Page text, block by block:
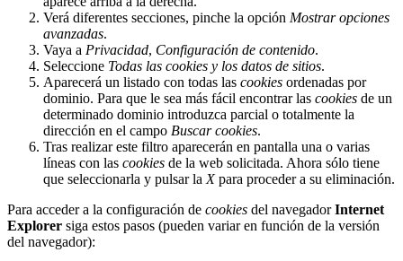
Verá diferentes secciones, pinche la opción Mostrar opciones
avanzadas.
Vaya a Privacidad, Configuración de contenido.
Seleccione Todas las cookies y los datos de sitios.
Aparecerá un listado con todas las cookies ordenadas por
dominio. Para que le sea más fácil encontrar las cookies de un
determinado dominio introduzca parcial o totalmente la
dirección en el campo Buscar cookies.
Tras realizar este filtro aparecerán en pantalla una o varias
líneas con las cookies de la web solicitada. Ahora sólo tiene
que seleccionarla y pulsar la Xpara proceder a su eliminación.
Para acceder a la configuración de cookies del navegadorInternet
Explorer siga estos pasos (pueden variar en función de la versión
del navegador):